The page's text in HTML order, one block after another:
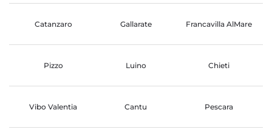
Catanzaro Gallarate Francavilla AlMare
Pizzo Luino Chieti
Vibo Valentia Cantu Pescara